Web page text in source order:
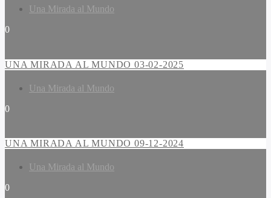
Una Mirada al Mundo
0
UNA MIRADA AL MUNDO 03-02-2025
Una Mirada al Mundo
0
UNA MIRADA AL MUNDO 09-12-2024
Una Mirada al Mundo
0